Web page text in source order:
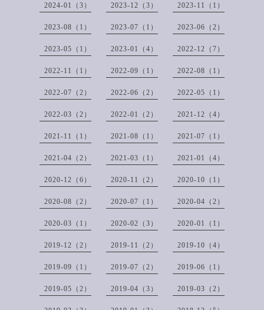
2024-01（3） 2023-12（3） 2023-11（1）
2023-08（1） 2023-07（1） 2023-06（2）
2023-05（1） 2023-01（4） 2022-12（7）
2022-11（1） 2022-09（1） 2022-08（1）
2022-07（2） 2022-06（2） 2022-05（1）
2022-03（2） 2022-01（2） 2021-12（4）
2021-11（1） 2021-08（1） 2021-07（1）
2021-04（2） 2021-03（1） 2021-01（4）
2020-12（6） 2020-11（2） 2020-10（1）
2020-08（2） 2020-07（1） 2020-04（2）
2020-03（1） 2020-02（3） 2020-01（1）
2019-12（2） 2019-11（2） 2019-10（4）
2019-09（1） 2019-07（2） 2019-06（1）
2019-05（2） 2019-04（3） 2019-03（2）